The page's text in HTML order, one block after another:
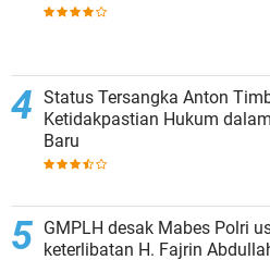
Status Tersangka Anton
Ketidakpastian Hukum
Baru
GMPLH desak Mabes Polri
keterlibatan H. Fajrin